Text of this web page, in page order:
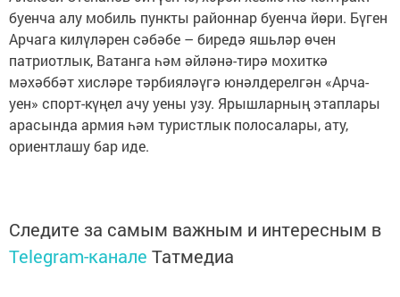
буенча алу мобиль пункты районнар буенча йөри. Бүген
Арчага килүләрен сәбәбе – биредә яшьләр өчен
патриотлык, Ватанга һәм әйләнә-тирә мохиткә
мәхәббәт хисләре тәрбияләүгә юнәлдерелгән «Арча-
уен» спорт-күңел ачу уены узу. Ярышларның этаплары
арасында армия һәм туристлык полосалары, ату,
ориентлашу бар иде.
Следите за самым важным и интересным в
Telegram-канале Татмедиа